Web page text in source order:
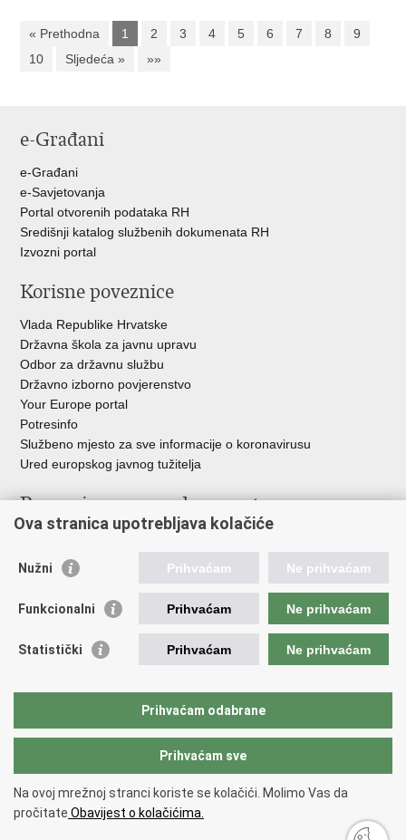
« Prethodna 1 2 3 4 5 6 7 8
9
10
Sljedeća » »»
e-Građani
e-Građani
e-Savjetovanja
Portal otvorenih podataka RH
Središnji katalog službenih dokumenata RH
Izvozni portal
Korisne poveznice
Vlada Republike Hrvatske
Državna škola za javnu upravu
Odbor za državnu službu
Državno izborno povjerenstvo
Your Europe portal
Potresinfo
Službeno mjesto za sve informacije o koronavirusu
Ured europskog javnog tužitelja
Poveznice pravosudnog sustava
Državno odvjetništvo
Ured za suzbijanje korupcije i organiziranog kriminaliteta
Državnoodvjetničko vijeće
Hrvatska odvjetnička komora
Europski pravosudni portal
Copyright © 2026 Ministarstvo pravosuđa, uprave i digitalne
transformacije Republike Hrvatske.
pristupačnosti.
Ova stranica upotrebljava kolačiće
Nužni Prihvaćam Ne prihvaćam
Funkcionalni Prihvaćam Ne prihvaćam
Statistički Prihvaćam Ne prihvaćam
Prihvaćam odabrane
Prihvaćam sve
Na ovoj mrežnoj stranci koriste se kolačići. Molimo Vas da
pročitate Obavijest o kolačićima.